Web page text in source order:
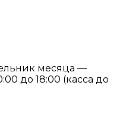
месяца —
до 18:00 (касса до